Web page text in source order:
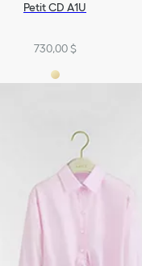
Petit CD A1U
730,00 $